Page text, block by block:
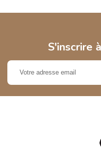
S'inscrire